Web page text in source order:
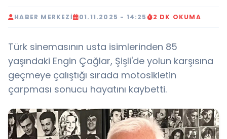
HABER MERKEZI 01.11.2025 - 14:25 2 DK OKUMA
Türk sinemasının usta isimlerinden 85
yaşındaki Engin Çağlar, Şişli'de yolun karşısına
geçmeye çalıştığı sırada motosikletin
çarpması sonucu hayatını kaybetti.